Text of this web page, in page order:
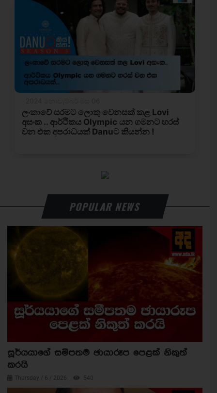
POPULAR NEWS
සූර්යයාගේ සමීපතම ඡායාරූප පෙළක් නිකුත්
කරයි
Thursday / 6 / 2026 540